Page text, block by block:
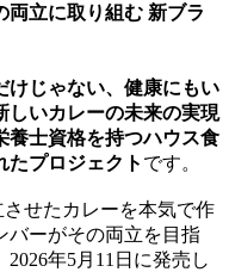
立に取り組む 新ブラ
けじゃない、健康にもい
しいカレーの未来の実現
養士資格を持つハウス食
たプロジェクト です。
させたカレーを本気で作
バーがその両立を目指
年5月11日に発売し